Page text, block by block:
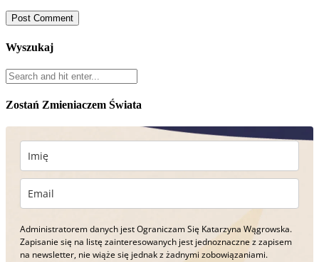
Wyszukaj
Zostań Zmieniaczem Świata
Administratorem danych jest Ograniczam Się Katarzyna Wągrowska.
Zapisanie się na listę zainteresowanych jest jednoznaczne z zapisem
na newsletter, nie wiąże się jednak z żadnymi zobowiązaniami.